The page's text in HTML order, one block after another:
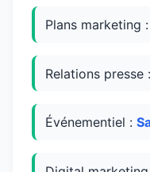
Plans marketing :
Relations presse :
Événementiel :